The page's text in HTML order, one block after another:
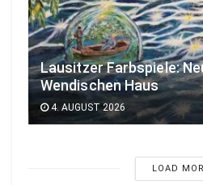
Lausitzer Farbspiele:
Wendischen Haus
4. AUGUST 2026
LOAD